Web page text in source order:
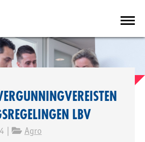
LBV
| Agro